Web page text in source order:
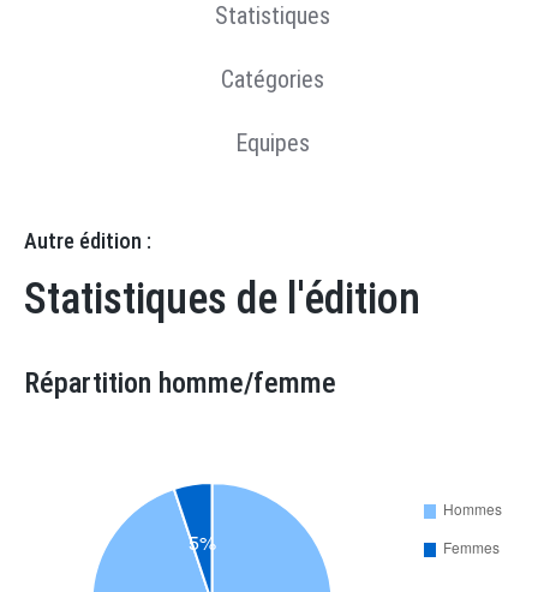
Statistiques
Catégories
Equipes
Autre édition :
Statistiques de l'édition
Répartition homme/femme